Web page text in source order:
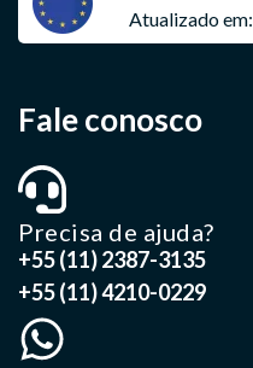
Atualizado em:
Fale conosco
Precisa de ajuda?
+55 (11) 2387-3135
+55 (11) 4210-0229